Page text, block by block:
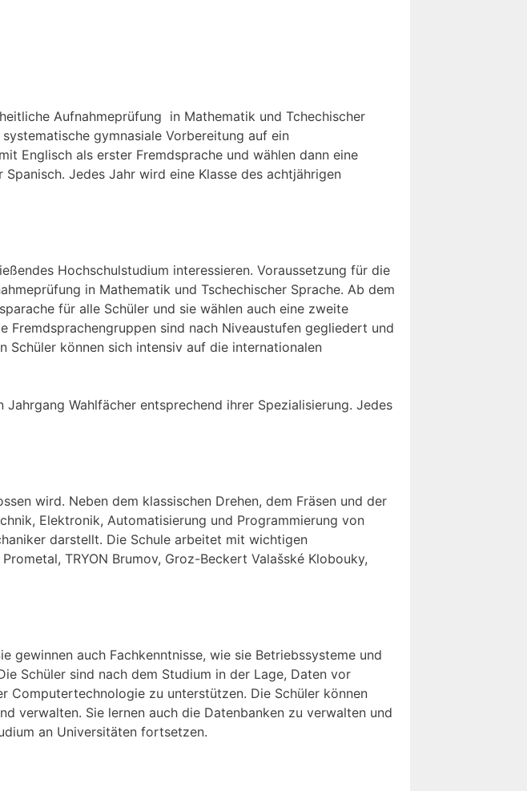
Aufnahmeprüfung in Mathematik und Tchechischer
gymnasiale Vorbereitung auf ein
Englisch als erster Fremdsprache und wählen dann eine
Jedes Jahr wird eine Klasse des achtjährigen
Hochschulstudium interessieren. Voraussetzung für die
in Mathematik und Tschechischer Sprache. Ab dem
für alle Schüler und sie wählen auch eine zweite
Fremdsprachengruppen sind nach Niveaustufen gegliedert und
Schüler können sich intensiv auf die internationalen
Wahlfächer entsprechend ihrer Spezialisierung. Jedes
wird. Neben dem klassischen Drehen, dem Fräsen und der
Elektronik, Automatisierung und Programmierung von
darstellt. Die Schule arbeitet mit wichtigen
TRYON Brumov, Groz-Beckert Valašské Klobouky,
gewinnen auch Fachkenntnisse, wie sie Betriebssysteme und
Schüler sind nach dem Studium in der Lage, Daten vor
Computertechnologie zu unterstützen. Die Schüler können
verwalten. Sie lernen auch die Datenbanken zu verwalten und
an Universitäten fortsetzen.